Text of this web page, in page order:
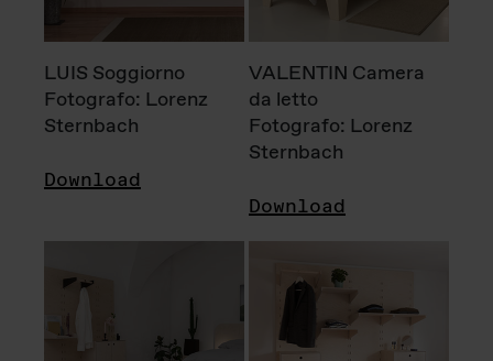
LUIS Soggiorno
Fotografo: Lorenz
Sternbach
Download
VALENTIN Camera
da letto
Fotografo: Lorenz
Sternbach
Download